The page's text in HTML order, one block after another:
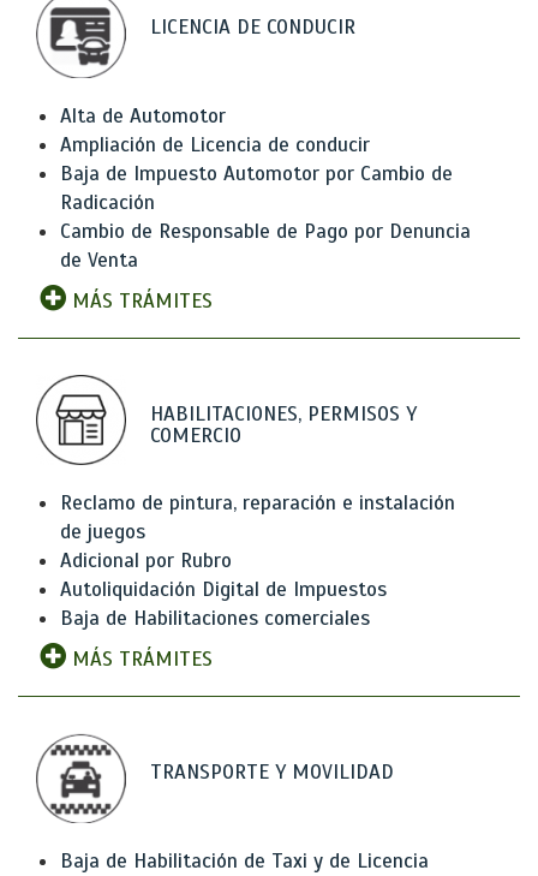
LICENCIA DE CONDUCIR
Alta de Automotor
Ampliación de Licencia de conducir
Baja de Impuesto Automotor por Cambio de
Radicación
Cambio de Responsable de Pago por Denuncia
de Venta
MÁS TRÁMITES
HABILITACIONES, PERMISOS Y
COMERCIO
Reclamo de pintura, reparación e instalación
de juegos
Adicional por Rubro
Autoliquidación Digital de Impuestos
Baja de Habilitaciones comerciales
MÁS TRÁMITES
TRANSPORTE Y MOVILIDAD
Baja de Habilitación de Taxi y de Licencia